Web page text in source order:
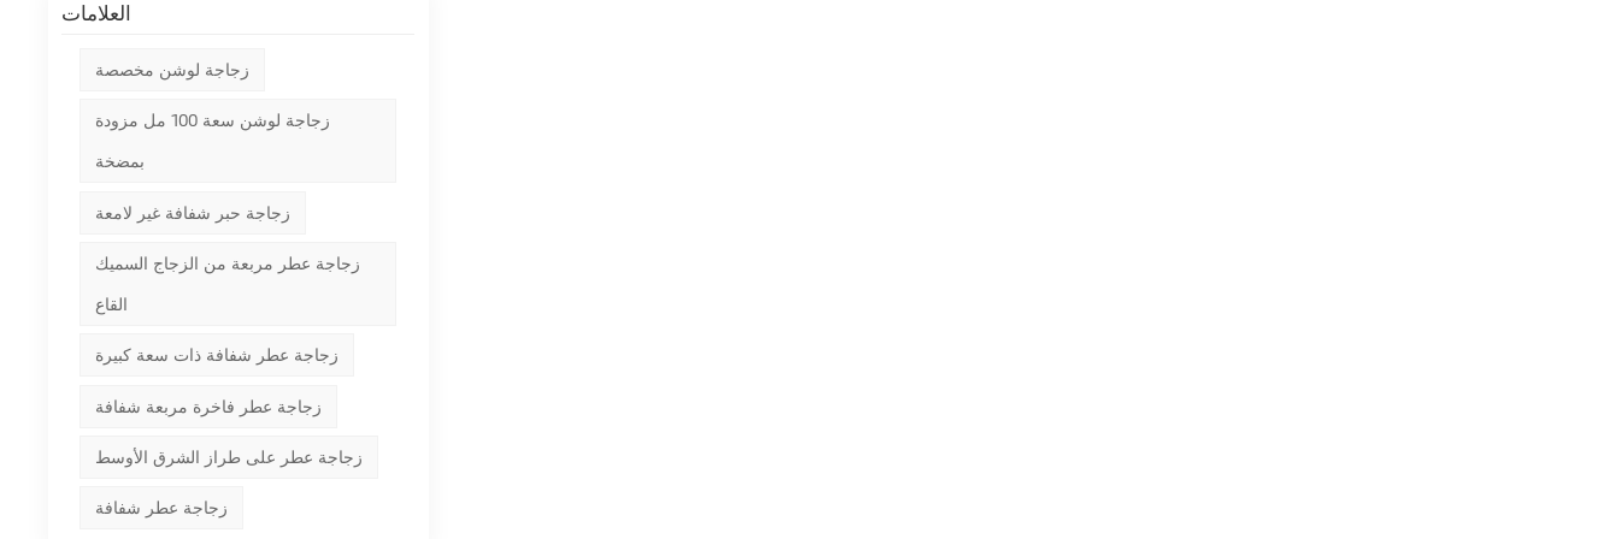
العلامات
زجاجة لوشن مخصصة
زجاجة لوشن سعة 100 مل مزودة
بمضخة
زجاجة حبر شفافة غير لامعة
زجاجة عطر مربعة من الزجاج السميك
القاع
زجاجة عطر شفافة ذات سعة كبيرة
زجاجة عطر فاخرة مربعة شفافة
زجاجة عطر على طراز الشرق الأوسط
زجاجة عطر شفافة